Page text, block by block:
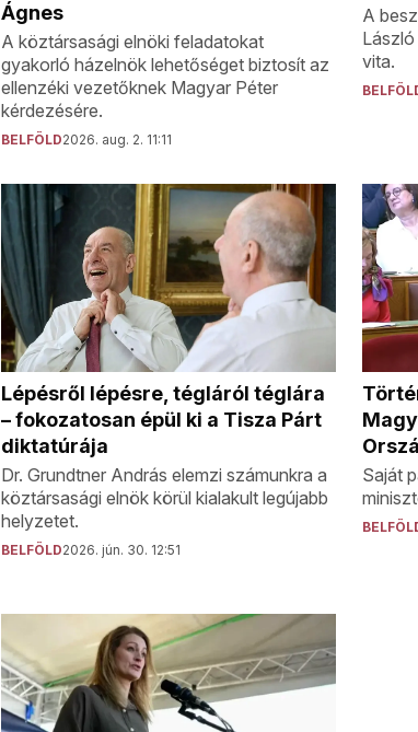
Ágnes
A köztársasági elnöki feladatokat
gyakorló házelnök lehetőséget biztosít az
ellenzéki vezetőknek Magyar Péter
kérdezésére.
BELFÖLD2026. aug. 2. 11:11
A
vita.
Lépésről lépésre, tégláról téglára
– fokozatosan épül ki a Tisza Párt
diktatúrája
Dr. Grundtner András elemzi számunkra a
köztársasági elnök körül kialakult legújabb
helyzetet.
BELFÖLD2026. jún. 30. 12:51
Saját